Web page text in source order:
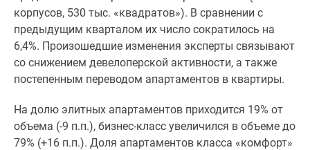
Подмосковья
Студии
комнатные
комнатные
комнатные
корпусов, 530 тыс. «квадратов»). В сравнении с
предыдущим кварталом их число сократилось на
6,4%. Произошедшие изменения эксперты связывают
со снижением девелоперской активности, а также
постепенным переводом апартаментов в квартиры.
На долю элитных апартаментов приходится 19% от
объема (-9 п.п.), бизнес-класс увеличился в объеме до
79% (+16 п.п.). Доля апартаментов класса «комфорт»